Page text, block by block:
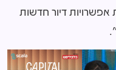
אפשרויות דיור חדשות